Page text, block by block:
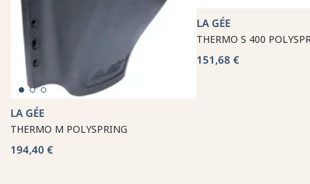
LA GÉE
THERMO M POLYSPRING
194,40 €
LA GÉE
THERMO S 400
151,68 €